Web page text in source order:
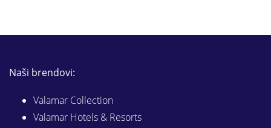
Naši brendovi:
Valamar Collection
Valamar Hotels & Resorts